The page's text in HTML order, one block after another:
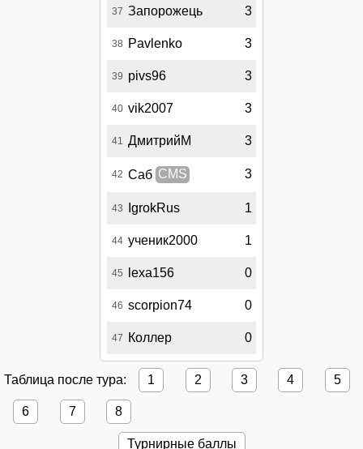
37 Запорожець 3
38 Pavlenko 3
39 pivs96 3
40 vik2007 3
41 ДмитрийМ 3
42 Саб CMS 3
43 IgrokRus 1
44 ученик2000 1
45 lexa156 0
46 scorpion74 0
47 Коллер 0
Таблица после тура: 1 2 3 4 5
6 7 8
Турнирные баллы